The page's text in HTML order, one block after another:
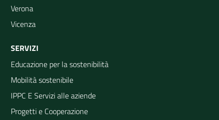
Verona
Vicenza
SERVIZI
Educazione per la sostenibilità
Mobilità sostenibile
IPPC E Servizi alle aziende
Progetti e Cooperazione